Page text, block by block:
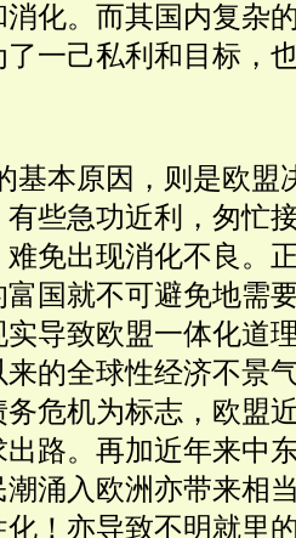
化。而其国内复杂
了一己私利和目标，
基本原因，则是欧盟
有些急功近利，匆忙
免出现消化不良。
国就不可避免地需
导致欧盟一体化道
来的全球性经济不景
危机为标志，欧盟
路。再加近年来中
潮涌入欧洲亦带来相
！亦导致不明就里